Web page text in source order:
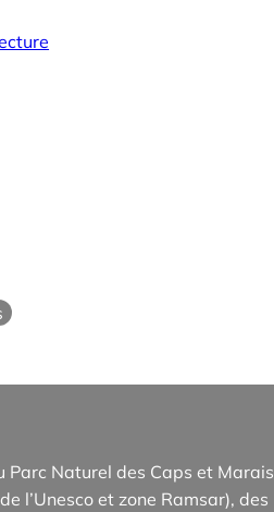
Naturel des Caps et Marais
l’Unesco et zone Ramsar), des